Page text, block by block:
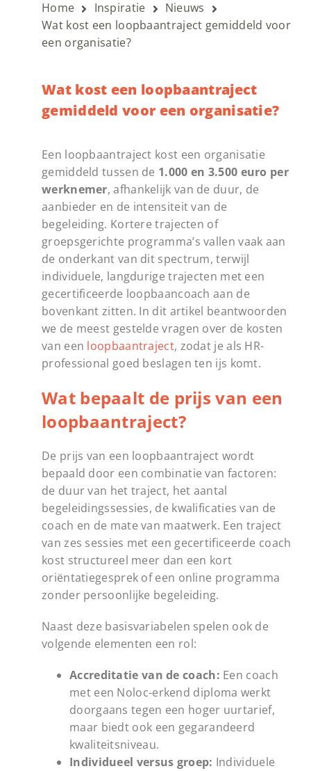
Home Inspiratie
Nieuws
Wat kost een loopbaantraject gemiddeld voor
een organisatie?
Wat kost een loopbaantraject
gemiddeld voor een organisatie?
Een loopbaantraject kost een organisatie
gemiddeld tussen de 1.000 en 3.500 euro per
werknemer, afhankelijk van de duur, de
aanbieder en de intensiteit van de
begeleiding. Kortere trajecten of
groepsgerichte programma’s vallen vaak aan
de onderkant van dit spectrum, terwijl
individuele, langdurige trajecten met een
gecertificeerde loopbaancoach aan de
bovenkant zitten. In dit artikel beantwoorden
we de meest gestelde vragen over de kosten
van een loopbaantraject, zodat je als HR-
professional goed beslagen ten ijs komt.
Wat bepaalt de prijs van een
loopbaantraject?
De prijs van een loopbaantraject wordt
bepaald door een combinatie van factoren:
de duur van het traject, het aantal
begeleidingssessies, de kwalificaties van de
coach en de mate van maatwerk. Een traject
van zes sessies met een gecertificeerde coach
kost structureel meer dan een kort
oriëntatiegesprek of een online programma
zonder persoonlijke begeleiding.
Naast deze basisvariabelen spelen ook de
volgende elementen een rol:
Accreditatie van de coach: Een coach
met een Noloc-erkend diploma werkt
doorgaans tegen een hoger uurtarief,
maar biedt ook een gegarandeerd
kwaliteitsniveau.
Individueel versus groep: Individuele